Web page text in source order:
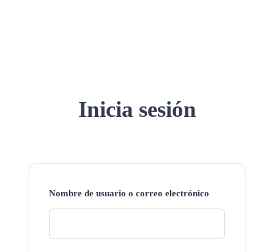
Inicia sesión
Nombre de usuario o correo electrónico